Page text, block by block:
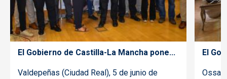
El Gobierno de Castilla-La Mancha pone...
Valdepeñas (Ciudad Real), 5 de junio de
El
Ossa